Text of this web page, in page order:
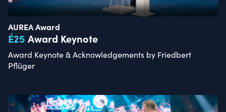
AUREA Award
É25 Award Keynote
Award Keynote & Acknowledgements by Friedbert
Pflüger